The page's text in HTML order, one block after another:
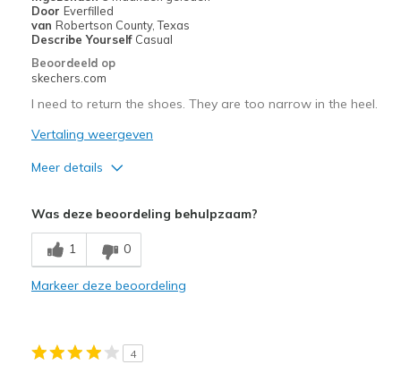
Door Everfilled
van Robertson County, Texas
Describe Yourself Casual
Beoordeeld op
skechers.com
I need to return the shoes. They are too narrow in the heel.
Vertaling weergeven
Meer details
Width
Sizing
Feels true to size
Was deze beoordeling behulpzaam?
1 0
Markeer deze beoordeling
4